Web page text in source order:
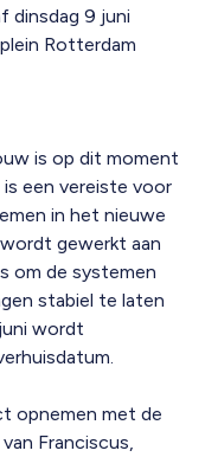
dinsdag 9 juni
Rotterdam
is op dit moment
een vereiste voor
in het nieuwe
gewerkt aan
om de systemen
stabiel te laten
wordt
opnemen met de
Franciscus,